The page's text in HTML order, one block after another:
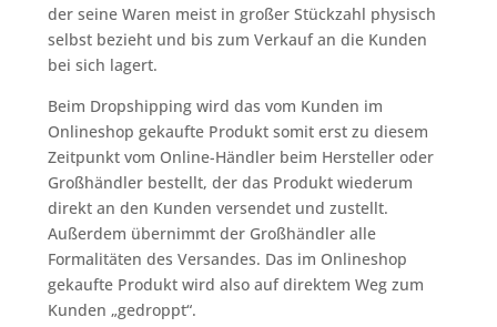
der seine Waren meist in großer Stückzahl physisch
selbst bezieht und bis zum Verkauf an die Kunden
bei sich lagert.
Beim Dropshipping wird das vom Kunden im
Onlineshop gekaufte Produkt somit erst zu diesem
Zeitpunkt vom Online-Händler beim Hersteller oder
Großhändler bestellt, der das Produkt wiederum
direkt an den Kunden versendet und zustellt.
Außerdem übernimmt der Großhändler alle
Formalitäten des Versandes. Das im Onlineshop
gekaufte Produkt wird also auf direktem Weg zum
Kunden „gedroppt“.